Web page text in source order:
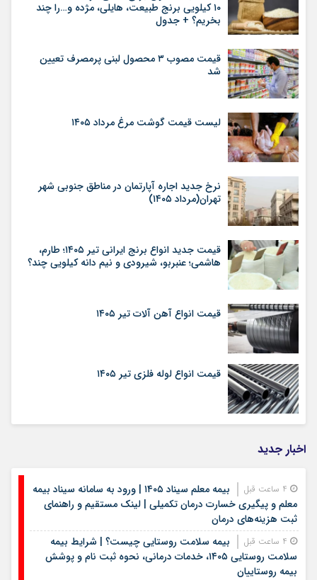
۱۰ کیلویی برنج طبیعت، هایلی، مژده و…را چند
بخریم؟ + جدول
قیمت مصوب ۳ محصول لبنی پرمصرف تعیین
شد
لیست قیمت گوشت مرغ مرداد ۱۴۰۵
نرخ جدید اجاره آپارتمان در مناطق جنوبی شهر
تهران(مرداد ۱۴۰۵)
قیمت جدید انواع برنج ایرانی تیر ۱۴۰۵؛ طارم،
هاشمی؛ عنبربو، شیرودی و نیم دانه کیلویی چند؟
قیمت انواع آهن آلات تیر ۱۴۰۵
قیمت انواع لوله فلزی تیر ۱۴۰۵
اخبار جدید
بیمه معلم سیناد ۱۴۰۵ | ورود به سامانه سیناد بیمه
معلم و پیگیری خسارت درمان تکمیلی | لینک مستقیم و راهنمای
ثبت هزینه‌های درمان
بیمه سلامت روستایی چیست؟ | شرایط بیمه
سلامت روستایی ۱۴۰۵، خدمات درمانی، نحوه ثبت نام و پوشش
بیمه روستاییان